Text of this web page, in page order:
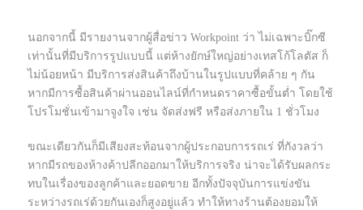
นอกจากนี้ มีรายงานจากผู้สื่อข่าว Workpoint ว่า ไม่เฉพาะบิ๊กซี
เท่านั้นที่มีบริการรูปแบบนี้ แต่ห้างยักษ์ใหญ่อย่างเทสโก้โลตัส ก็
ไม่น้อยหน้า มีบริการส่งสินค้าถึงบ้านในรูปแบบที่คล้าย ๆ กัน
หากมีการซื้อสินค้าผ่านออนไลน์ที่กำหนดราคาซื้อขั้นต่ำ โดยใช้
โปรโมชั่นเข้ามาจูงใจ เช่น จัดส่งฟรี หรือส่งภายใน 1 ชั่วโมง
ขณะเดียวกันก็มีเสียงสะท้อนจากผู้ประกอบการรถเร่ ที่กังวลว่า
หากมีรถของห้างค้าปลีกออกมาให้บริการจริง น่าจะได้รับผลกระ
ทบในเรื่องของลูกค้าและยอดขาย อีกทั้งปัจจุบันการแข่งขัน
ระหว่างรถเร่ด้วยกันเองก็สูงอยู่แล้ว ทำให้ทางร้านต้องยอมให้